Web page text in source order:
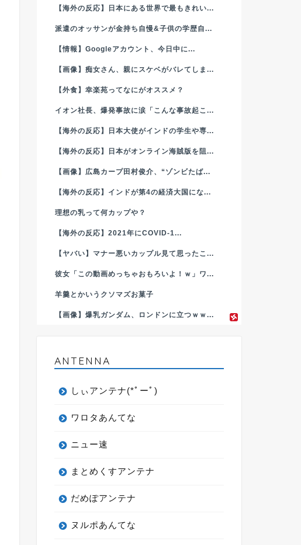
【海外の反応】日本にある世界で最もきれい...
派遣のオッサンが金持ち自慢&子供の学歴自...
【情報】Googleアカウント、今日中に...
【画像】痴女さん、親にスケベがバレてしま...
【外食】幸楽苑ってなにがオススメ？
イオン社長、爆発事故に涙「こんな事故起こ...
【海外の反応】日本大使がインドの学生や専...
【海外の反応】日本がオンライン海賊版を阻...
【画像】広島カープ田村俊介、“ゾンビたば...
【海外の反応】インドが第4の経済大国にな...
理想の乳って何カップや？
【海外の反応】2021年にCOVID-1...
【ヤバい】マナー悪いカップル見て思ったこ...
彼女「この動画めっちゃおもろいよ！ｗ」ワ...
羊羹とかいうクソマズお菓子
【画像】爆乳ガンダム、ロンドンに立つｗｗ...
ANTENNA
しぃアンテナ(*ﾟーﾟ)
ワロタあんてな
ニュー速
まとめくすアンテナ
だめぽアンテナ
ヌルポあんてな